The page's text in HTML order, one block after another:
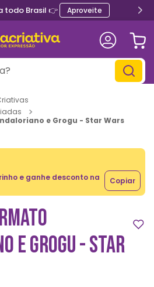
todo Brasil 👉 Aproveite
e Grogu - Star Wars
e ganhe desconto na
Copiar
E GROGU - STAR